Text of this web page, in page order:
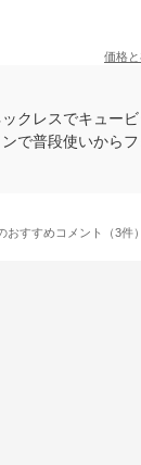
価格
クレスでキュー
で普段使いから
おすすめコメント（3件）